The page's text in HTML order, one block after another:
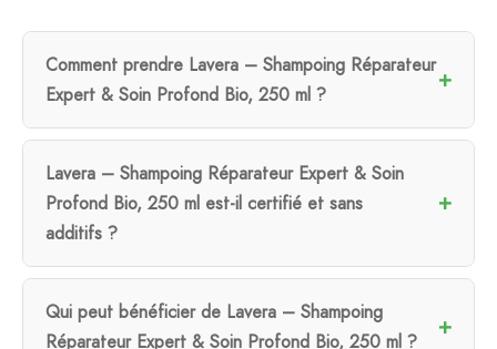
Comment prendre Lavera – Shampoing Réparateur
Expert & Soin Profond Bio, 250 ml ?
Lavera – Shampoing Réparateur Expert & Soin
Profond Bio, 250 ml est-il certifié et sans
additifs ?
Qui peut bénéficier de Lavera – Shampoing
Réparateur Expert & Soin Profond Bio, 250 ml ?